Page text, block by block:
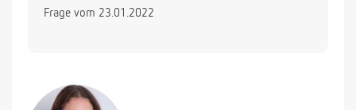
wird). Er nahm Tücher, die auf dem Tisch bestimmt
ob etwas auf meinen Teller gekommen ist. Ich habe
dann einen Teil von der Seite liegen lassen, den
Frage vom 23.01.2022